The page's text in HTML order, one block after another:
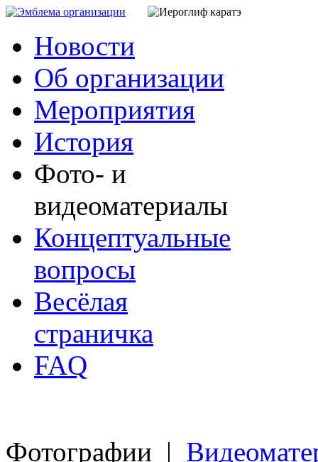
Новости
Об организации
Мероприятия
История
Фото- и
видеоматериалы
Концептуальные
вопросы
Весёлая
страничка
FAQ
Фотографии |